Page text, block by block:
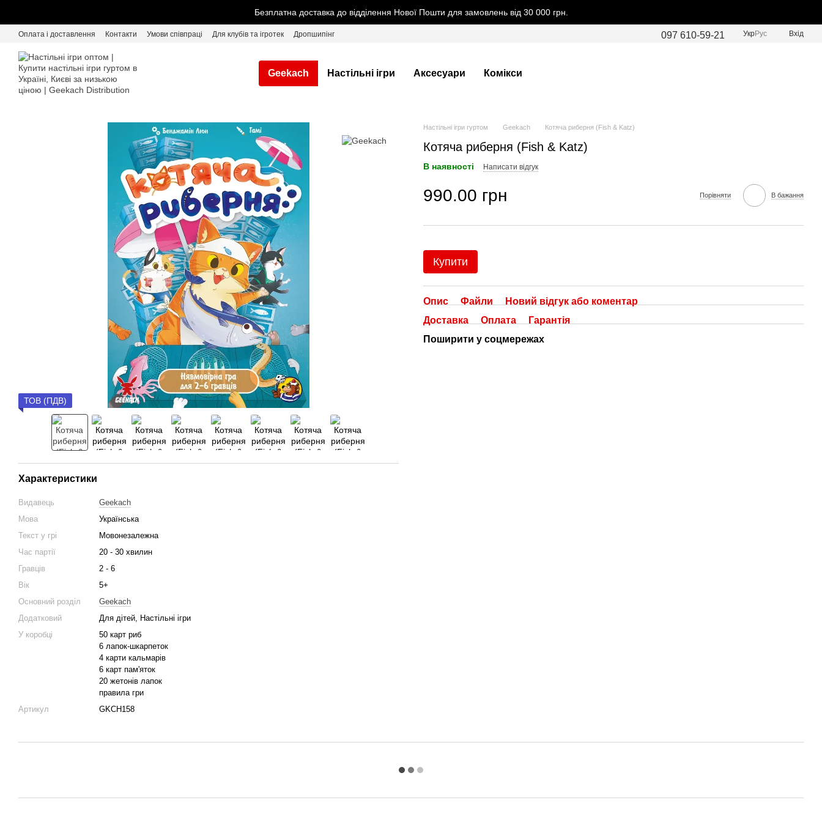
Безплатна доставка до відділення Нової Пошти для замовлень від 30 000 грн.
Оплата і доставлення Контакти Умови співпраці Для клубів та ігротек Дропшипінг 097 610-59-21 УкрРус Вхід
Geekach Настільні ігри Аксесуари Комікси
ТОВ (ПДВ)
Характеристики
Видавець
Geekach
Мова
Українська
Текст у грі
Мовонезалежна
Час партії
20 - 30 хвилин
Гравців
2 - 6
Вік
5+
Основний розділ
Geekach
Додатковий
Для дітей, Настільні ігри
У коробці
50 карт риб
6 лапок-шкарпеток
4 карти кальмарів
6 карт пам'яток
20 жетонів лапок
правила гри
Артикул
GKCH158
Настільні ігри гуртом Geekach Котяча риберня (Fish & Katz)
Котяча риберня (Fish & Katz)
В наявності Написати відгук
990.00 грн Порівняти В бажання
Купити
Опис Файли
Новий відгук або коментар
Доставка
Оплата
Гарантія
Поширити у соцмережах